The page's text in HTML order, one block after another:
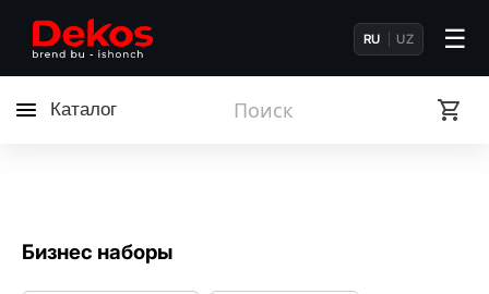
RU UZ ☰
Каталог
Бизнес наборы